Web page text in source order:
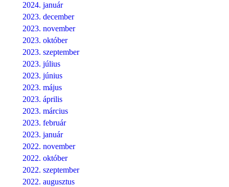
2024. január
2023. december
2023. november
2023. október
2023. szeptember
2023. július
2023. június
2023. május
2023. április
2023. március
2023. február
2023. január
2022. november
2022. október
2022. szeptember
2022. augusztus